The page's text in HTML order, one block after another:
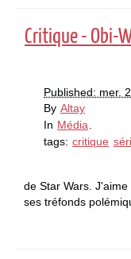
Critique - Obi-
Published: mer.
By Altay
In Média.
tags: critique
de Star Wars.
ses tréfonds